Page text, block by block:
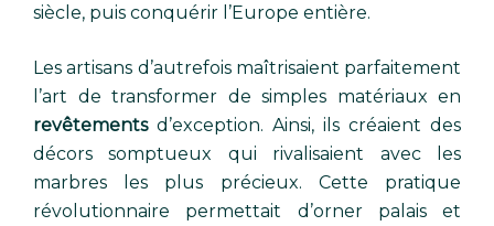
siècle, puis conquérir l’Europe entière.
Les artisans d’autrefois maîtrisaient parfaitement
l’art de transformer de simples matériaux en
revêtementsd’exception. Ainsi, ils créaient des
décors somptueux qui rivalisaient avec les
marbres les plus précieux. Cette pratique
révolutionnaire permettait d’orner palais et